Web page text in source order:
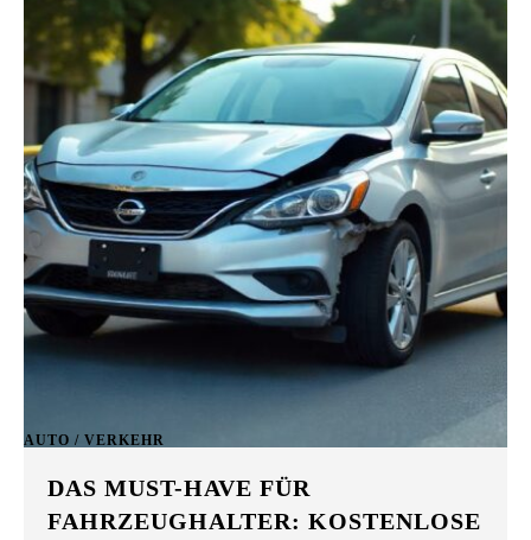
AUTO / VERKEHR
DAS MUST-HAVE FÜR
FAHRZEUGHALTER: KOSTENLOSE